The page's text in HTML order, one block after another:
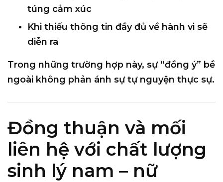
túng cảm xúc
Khi thiếu thông tin đầy đủ về hành vi sẽ
diễn ra
Trong những trường hợp này, sự “đồng ý” bề
ngoài không phản ánh sự tự nguyện thực sự.
Đồng thuận và mối
liên hệ với chất lượng
sinh lý nam – nữ